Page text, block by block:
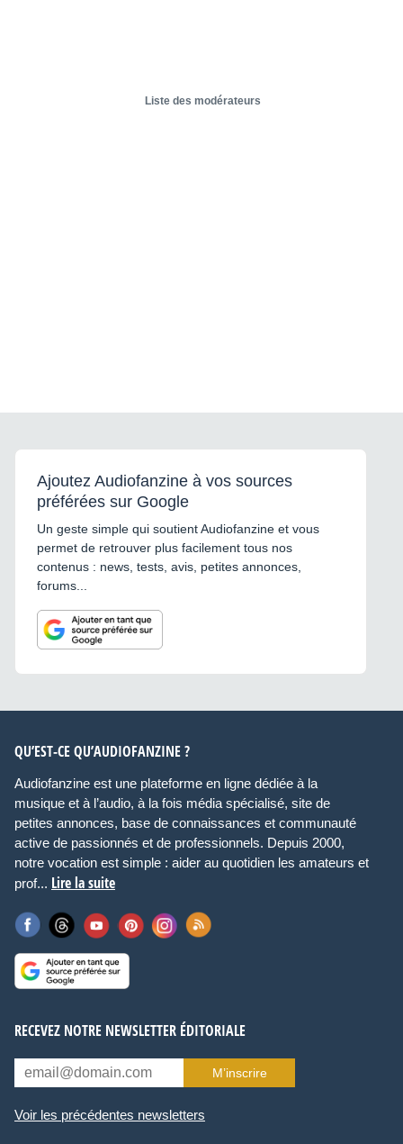
Liste des modérateurs
Ajoutez Audiofanzine à vos sources
préférées sur Google
Un geste simple qui soutient Audiofanzine et vous
permet de retrouver plus facilement tous nos
contenus : news, tests, avis, petites annonces,
forums...
QU’EST-CE QU’AUDIOFANZINE ?
Audiofanzine est une plateforme en ligne dédiée à la
musique et à l’audio, à la fois média spécialisé, site de
petites annonces, base de connaissances et communauté
active de passionnés et de professionnels. Depuis 2000,
notre vocation est simple : aider au quotidien les amateurs et
prof... Lire la suite
RECEVEZ NOTRE NEWSLETTER ÉDITORIALE
M’inscrire
Voir les précédentes newsletters